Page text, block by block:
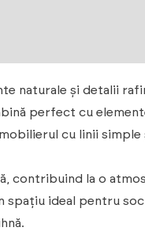
naturale și detalii
perfect cu
cu linii simple
contribuind la o
spațiu ideal pentru